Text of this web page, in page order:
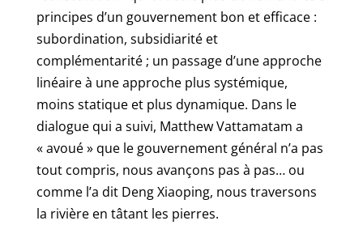
principes d’un gouvernement bon et efficace :
subordination, subsidiarité et
complémentarité ; un passage d’une approche
linéaire à une approche plus systémique,
moins statique et plus dynamique. Dans le
dialogue qui a suivi, Matthew Vattamatam a
« avoué » que le gouvernement général n’a pas
tout compris, nous avançons pas à pas… ou
comme l’a dit Deng Xiaoping, nous traversons
la rivière en tâtant les pierres.